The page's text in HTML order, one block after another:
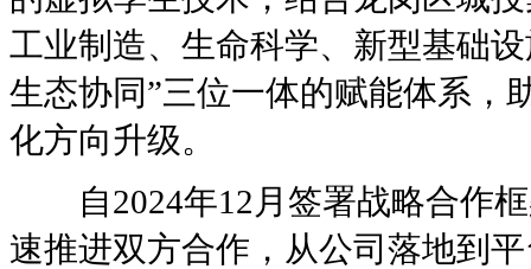
工业制造、生命科学、新型基础
生态协同”三位一体的赋能体系，
化方向升级。
自2024年12月签署战略合作框
速推进双方合作，从公司落地到